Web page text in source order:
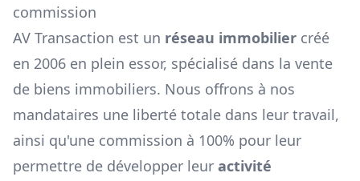
commission
AV Transaction est un réseau immobilier créé
en 2006 en plein essor, spécialisé dans la vente
de biens immobiliers. Nous offrons à nos
mandataires une liberté totale dans leur travail,
ainsi qu'une commission à 100% pour leur
permettre de développer leur activité